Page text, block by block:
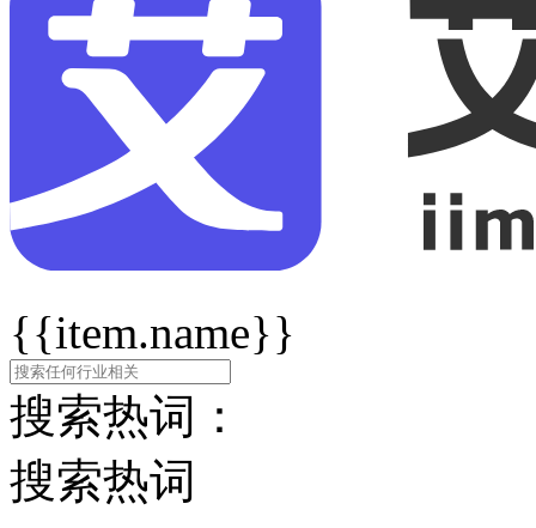
{{item.name}}
搜索热词：
搜索热词